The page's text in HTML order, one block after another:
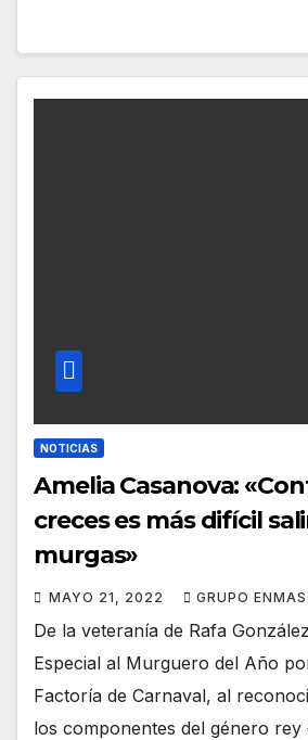
NOTICIAS
Amelia Casanova:
creces es más difícil
murgas»
MAYO 21, 2022 GRUPO
De la veteranía de Rafa
Especial al Murguero del Año
Factoría de Carnaval, al
los componentes del género